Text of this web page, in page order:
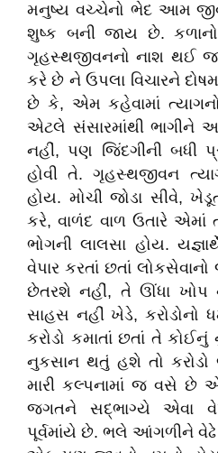
મનુષ્ય વચ્ચેનો ભેદ આમ
શુષ્ક બની જાય છે.
ગૃહસ્થજીવનનો નાશ થઈ
કરે છે ને ઉપલા વિચારને
છે કે, એમ કહેવામાં
એટલે સંસારમાંથી ભાગીને
નહીં, પણ જિંદગીની બધી
હોવી તે. ગૃહસ્થજીવન
હોય. મોચી જોડા સીવે,
કરે, વાળંદ વાળ ઉતારે એમાં
ભોગની લાલસા હોય.
વેપાર કરતાં છતાં
છેતરશે નહીં, તે ઊંધા ખોપ
સાહસ નહીં ખેડે, કરોડોનો
કરોડો કમાતાં છતાં તે
નુકસાન થતું હશે તો કરોડો
મારી કલ્પનામાં જ વસે છે
જગતને સદ્‌ભાગ્યે એવા
પૂર્વમાંયે છે. ભલે આંગળીને